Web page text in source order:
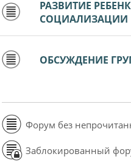
РАЗВИТИЕ
СОЦИАЛИЗАЦИИ
ОБСУЖДЕНИЕ
Форум без
Заблокированный